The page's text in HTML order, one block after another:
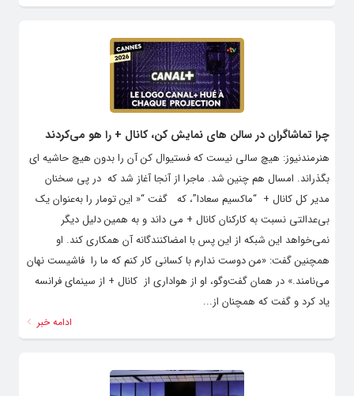
چرا تماشاگران در سالن های نمایش کن، کانال + را هو می‌کردند
هنرمندنیوز: هیچ سالی نیست که فستیوال کن آن را بدون هیچ حاشیه ای
بگذراند. امسال هم چنین شد. ماجرا از آنجا آغاز شد که در پی سخنان
مدیر کل کانال + “ماکسیم سعادا”، که گفت “« این تومار را به‌عنوان یک
بی‌عدالتی نسبت به کارکنان کانال + می داند و به همین دلیل دیگر
نمی‌خواهد این شبکه از این پس با امضاکنندگانه آن همکاری کند. او
همچنین گفت: «من دوست ندارم با کسانی کار کنم که ما را فاشیست نهان
می‌نامند.» در همان گفت‌وگو، او از هواداری از کانال + از سینمای فرانسه
یاد کرد و گفت که همچنان از...
ادامه خبر